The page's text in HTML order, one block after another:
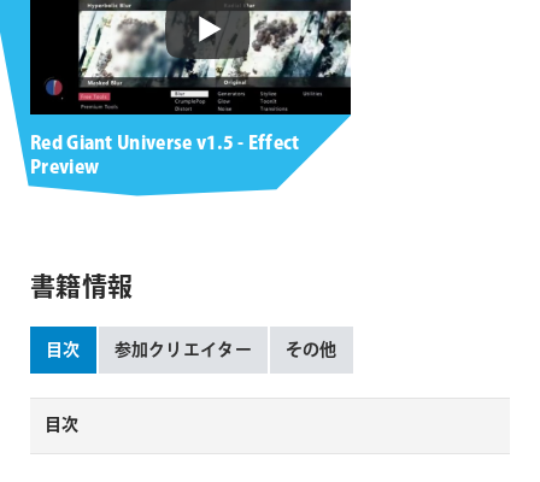
Red Giant Universe v1.5 - Effect
Preview
書籍情報
目次 参加クリエイター その他
目次